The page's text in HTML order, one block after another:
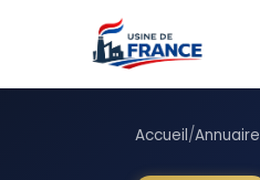
Accueil/Annuaire